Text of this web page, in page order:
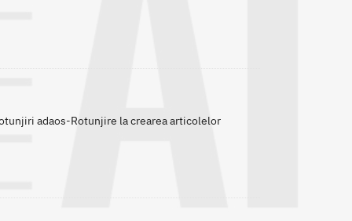
adaos-Rotunjire la crearea articolelor